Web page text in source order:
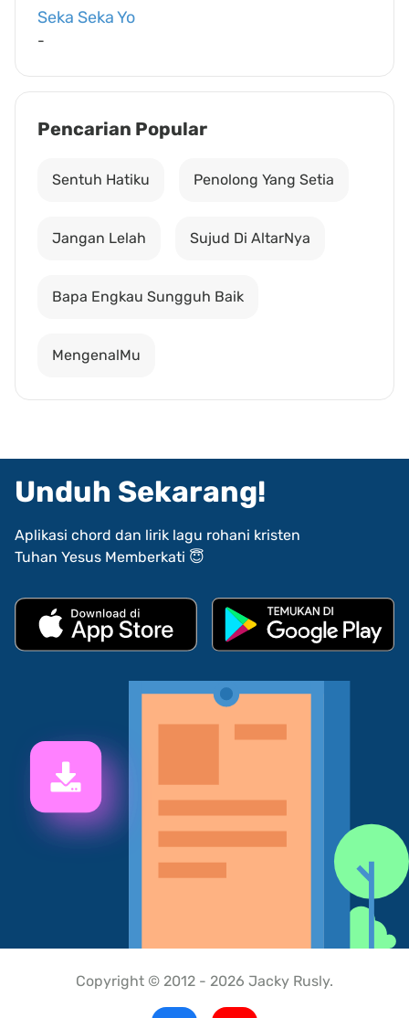
Seka Seka Yo
-
Pencarian Popular
Sentuh Hatiku Penolong Yang Setia
Jangan Lelah Sujud Di AltarNya
Bapa Engkau Sungguh Baik
MengenalMu
Unduh Sekarang!
Aplikasi chord dan lirik lagu rohani kristen
Tuhan Yesus Memberkati 😇
Copyright © 2012 - 2026 Jacky Rusly.